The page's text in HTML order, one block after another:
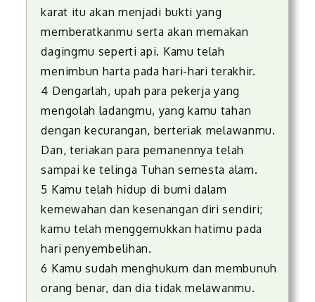
karat itu akan menjadi bukti yang
memberatkanmu serta akan memakan
dagingmu seperti api. Kamu telah
menimbun harta pada hari-hari terakhir.
4 Dengarlah, upah para pekerja yang
mengolah ladangmu, yang kamu tahan
dengan kecurangan, berteriak melawanmu.
Dan, teriakan para pemanennya telah
sampai ke telinga Tuhan semesta alam.
5 Kamu telah hidup di bumi dalam
kemewahan dan kesenangan diri sendiri;
kamu telah menggemukkan hatimu pada
hari penyembelihan.
6 Kamu sudah menghukum dan membunuh
orang benar, dan dia tidak melawanmu.